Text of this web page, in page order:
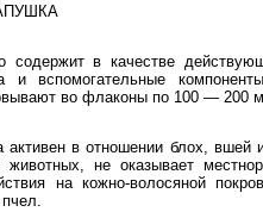
содержит в качестве
и вспомогательные
во флаконы по 100 — 200
в отношении блох,
не оказывает
на кожно-волосяной